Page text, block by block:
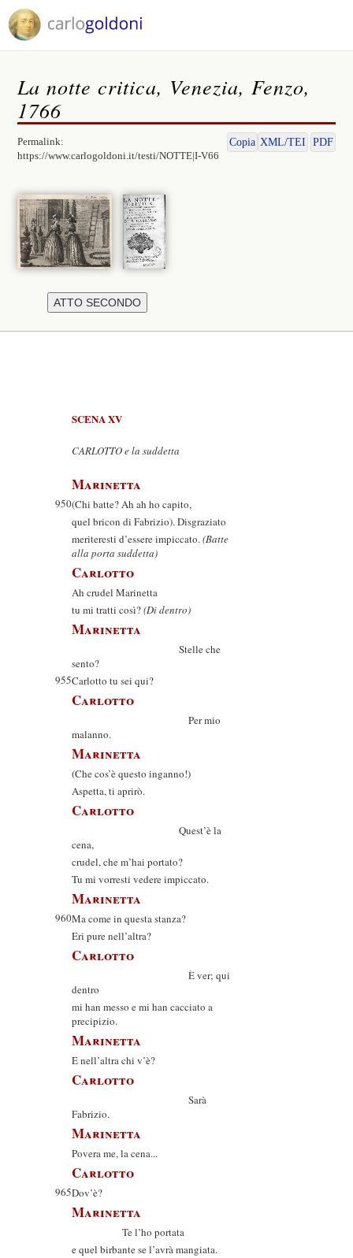
La notte critica, Venezia, Fenzo,
1766
Permalink:
https://www.carlogoldoni.it/testi/NOTTE|I-V66
Copia XML/TEI PDF
SCENA XV
CARLOTTO e la suddetta
Marinetta
950(Chi batte? Ah ah ho capito,
quel bricon di Fabrizio). Disgraziato
meriteresti d’essere impiccato.(Batte
alla porta suddetta)
Carlotto
Ah crudel Marinetta
tu mi tratti così?(Di dentro)
Marinetta
Stelle che
sento?
955Carlotto tu sei qui?
Carlotto
Per mio
malanno.
Marinetta
(Che cos’è questo inganno!)
Aspetta, ti aprirò.
Carlotto
Quest’è la
cena,
crudel, che m’hai portato?
Tu mi vorresti vedere impiccato.
Marinetta
960Ma come in questa stanza?
Eri pure nell’altra?
Carlotto
È ver; qui
dentro
mi han messo e mi han cacciato a
precipizio.
Marinetta
E nell’altra chi v’è?
Carlotto
Sarà
Fabrizio.
Marinetta
Povera me, la cena...
Carlotto
965Dov’è?
Marinetta
Te l’ho portata
e quel birbante se l’avrà mangiata.